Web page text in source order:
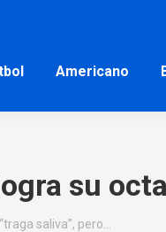
Americano
su
saliva”, pero…